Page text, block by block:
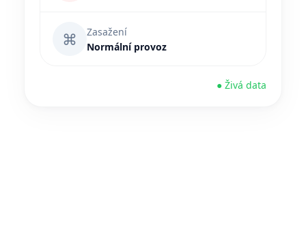
⌘
Zasažení
Normální provoz
● Živá data